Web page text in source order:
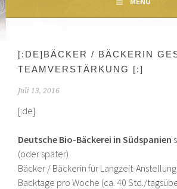
[:DE]BÄCKER / BÄCKERIN
TEAMVERSTÄRKUNG [:]
Juli 13, 2016
[:de]
Deutsche Bio-Bäckerei in Südspanien
(oder später)
Bäcker / Bäckerin für Langzeit-
Backtage pro Woche (ca. 40 Std./